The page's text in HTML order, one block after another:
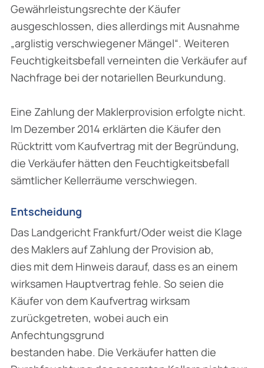
Gewährleistungsrechte der Käufer
ausgeschlossen, dies allerdings mit Ausnahme
„arglistig verschwiegener Mängel“. Weiteren
Feuchtigkeitsbefall verneinten die Verkäufer auf
Nachfrage bei der notariellen Beurkundung.
Eine Zahlung der Maklerprovision erfolgte nicht.
Im Dezember 2014 erklärten die Käufer den
Rücktritt vom Kaufvertrag mit der Begründung,
die Verkäufer hätten den Feuchtigkeitsbefall
sämtlicher Kellerräume verschwiegen.
Entscheidung
Das Landgericht Frankfurt/Oder weist die Klage
des Maklers auf Zahlung der Provision ab,
dies mit dem Hinweis darauf, dass es an einem
wirksamen Hauptvertrag fehle. So seien die
Käufer von dem Kaufvertrag wirksam
zurückgetreten, wobei auch ein
Anfechtungsgrund
bestanden habe. Die Verkäufer hatten die